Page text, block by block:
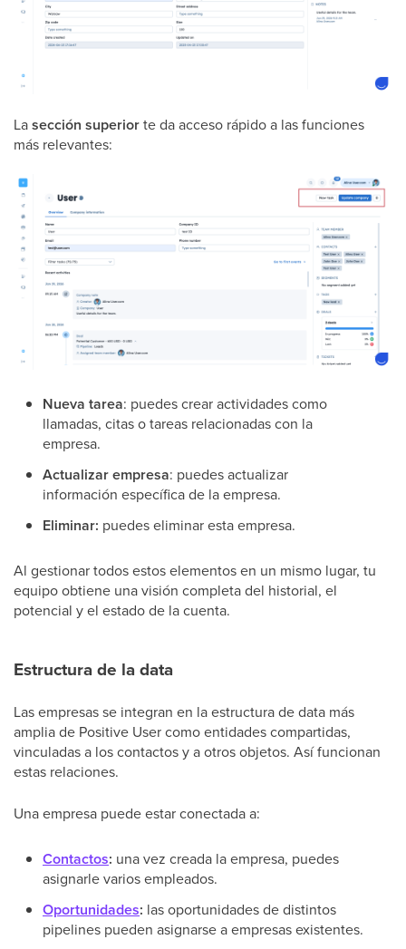
Lasección superiorte da acceso rápido a las funciones
más relevantes:
Nueva tarea: puedes crear actividades como
llamadas, citas o tareas relacionadas con la
empresa.
Actualizar empresa: puedes actualizar
información específica de la empresa.
Eliminar: puedes eliminar esta empresa.
Al gestionar todos estos elementos en un mismo lugar, tu
equipo obtiene una visión completa del historial, el
potencial y el estado de la cuenta.
Estructura de la data
Las empresas se integran en la estructura de data más
amplia de Positive User como entidades compartidas,
vinculadas a los contactos y a otros objetos. Así funcionan
estas relaciones.
Una empresa puede estar conectada a:
Contactos: una vez creada la empresa, puedes
asignarle varios empleados.
Oportunidades: las oportunidades de distintos
pipelines pueden asignarse a empresas existentes.